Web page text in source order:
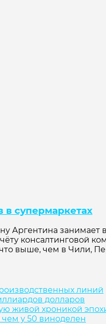
в супермаркетах
Аргентина
консалтинговой
выше, чем в Чили,
линий
долларов
живой хроникой
у 50 виноделен